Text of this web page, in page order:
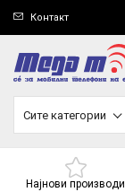
Контакт
Сите категории
Најнови производи